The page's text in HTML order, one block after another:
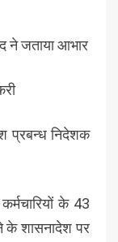
ने जताया आभार
प्रबन्ध निदेशक
के 43
के शासनादेश पर